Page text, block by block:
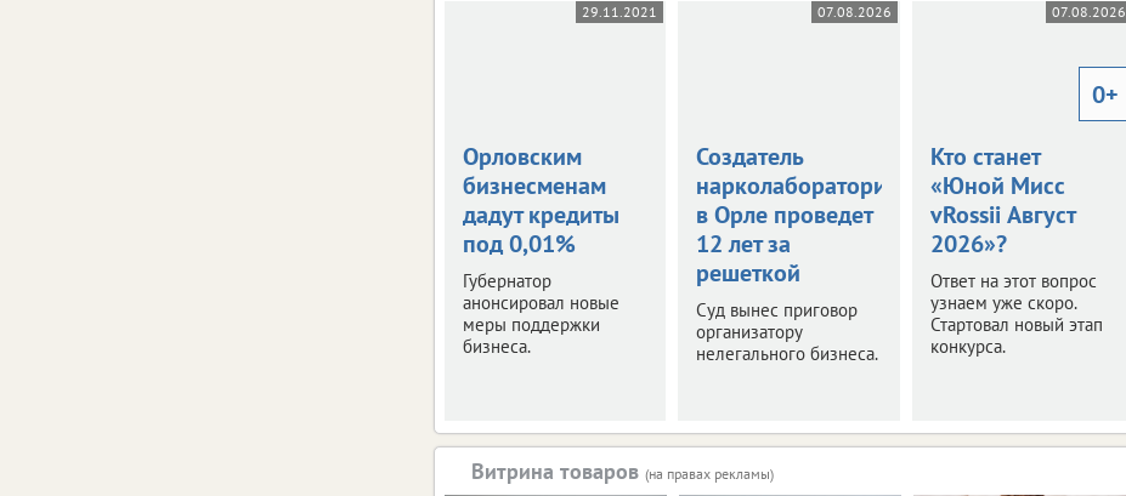
29.11.2021
Орловским
бизнесменам
дадут кредиты
под 0,01%
Губернатор
анонсировал новые
меры поддержки
бизнеса.
07.08.2026
Создатель
нарколаборатории
в Орле проведет
12 лет за
решеткой
Суд вынес приговор
организатору
нелегального бизнеса.
07.08.2026
0+
Кто станет
«Юной Мисс
vRossii Август
2026»?
Ответ на этот вопрос
узнаем уже скоро.
Стартовал новый этап
конкурса.
Витрина товаров (на правах рекламы)